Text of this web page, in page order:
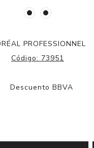
PROFESSIONNEL
Código: 73951